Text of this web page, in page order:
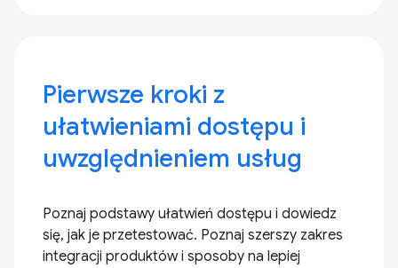
Pierwsze kroki z
ułatwieniami dostępu i
uwzględnieniem usług
Poznaj podstawy ułatwień dostępu i dowiedz
się, jak je przetestować. Poznaj szerszy zakres
integracji produktów i sposoby na lepiej